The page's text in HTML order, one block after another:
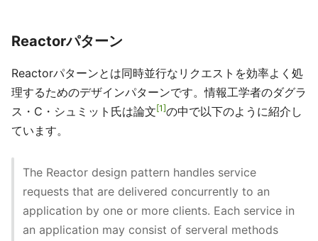
Reactorパターン
Reactorパターンとは同時並行なリクエストを効率よく処
理するためのデザインパターンです。情報工学者のダグラ
ス・C・シュミット氏は論文 1 の中で以下のように紹介し
ています。
The Reactor design pattern handles service
requests that are delivered concurrently to an
application by one or more clients. Each service in
an application may consist of serveral methods